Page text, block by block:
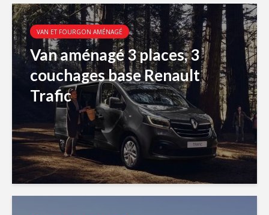
VAN ET FOURGON AMÉNAGÉ
Van aménagé 3 places, 3
couchages base Renault
Trafic